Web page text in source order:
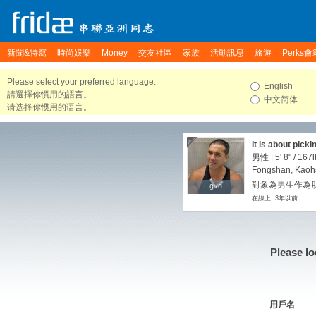
新聞&特寫 時尚娛樂 Money 交友社區 家族 活動訊息 旅遊 Perks會
Please select your preferred language.
請選擇你慣用的語言。
请选择你惯用的语言。
English
中文简体
gvd
gvd
It is about
男性 | 5' 8" /
Fongshan,
對象為男生作為
在線上: 3年以前
Please
用戶名